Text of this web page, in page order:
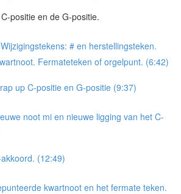
positie en de G-positie.
# en herstellingsteken.
Fermateteken of orgelpunt. (6:42)
up C-positie en G-positie (9:37)
noot mi en nieuwe ligging van het C-
(12:49)
kwartnoot en het fermate teken.